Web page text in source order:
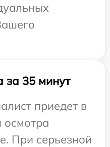
за 35 минут
приедет в
осмотра
При серьезной